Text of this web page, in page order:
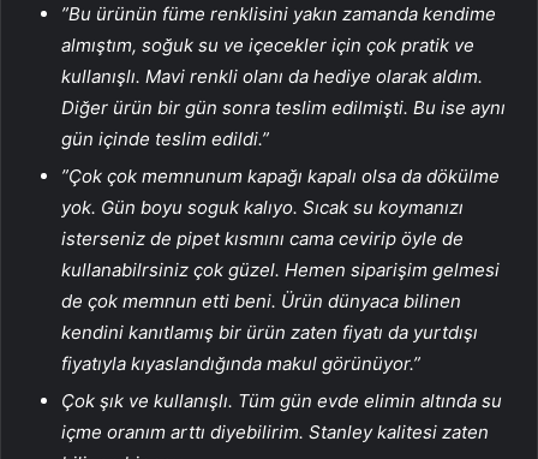
”Bu ürünün füme renklisini yakın zamanda kendime
almıştım, soğuk su ve içecekler için çok pratik ve
kullanışlı. Mavi renkli olanı da hediye olarak aldım.
Diğer ürün bir gün sonra teslim edilmişti. Bu ise aynı
gün içinde teslim edildi.”
”Çok çok memnunum kapağı kapalı olsa da dökülme
yok. Gün boyu soguk kalıyo. Sıcak su koymanızı
isterseniz de pipet kısmını cama cevirip öyle de
kullanabilrsiniz çok güzel. Hemen siparişim gelmesi
de çok memnun etti beni. Ürün dünyaca bilinen
kendini kanıtlamış bir ürün zaten fiyatı da yurtdışı
fiyatıyla kıyaslandığında makul görünüyor.”
Çok şık ve kullanışlı. Tüm gün evde elimin altında su
içme oranım arttı diyebilirim. Stanley kalitesi zaten